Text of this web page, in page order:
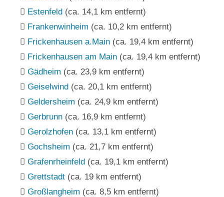
Estenfeld (ca. 14,1 km entfernt)
Frankenwinheim (ca. 10,2 km entfernt)
Frickenhausen a.Main (ca. 19,4 km entfernt)
Frickenhausen am Main (ca. 19,4 km entfernt)
Gädheim (ca. 23,9 km entfernt)
Geiselwind (ca. 20,1 km entfernt)
Geldersheim (ca. 24,9 km entfernt)
Gerbrunn (ca. 16,9 km entfernt)
Gerolzhofen (ca. 13,1 km entfernt)
Gochsheim (ca. 21,7 km entfernt)
Grafenrheinfeld (ca. 19,1 km entfernt)
Grettstadt (ca. 19 km entfernt)
Großlangheim (ca. 8,5 km entfernt)